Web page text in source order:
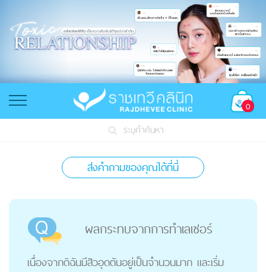
0
ระบุคำค้นหา
ส่งคำถามของคุณได้ที่นี่
ผลกระทบจากการทำเลเซอร์
เนื่องจากดิฉันมีสิวอุดตันอยู่เป็นจำนวนมาก และเริ่ม